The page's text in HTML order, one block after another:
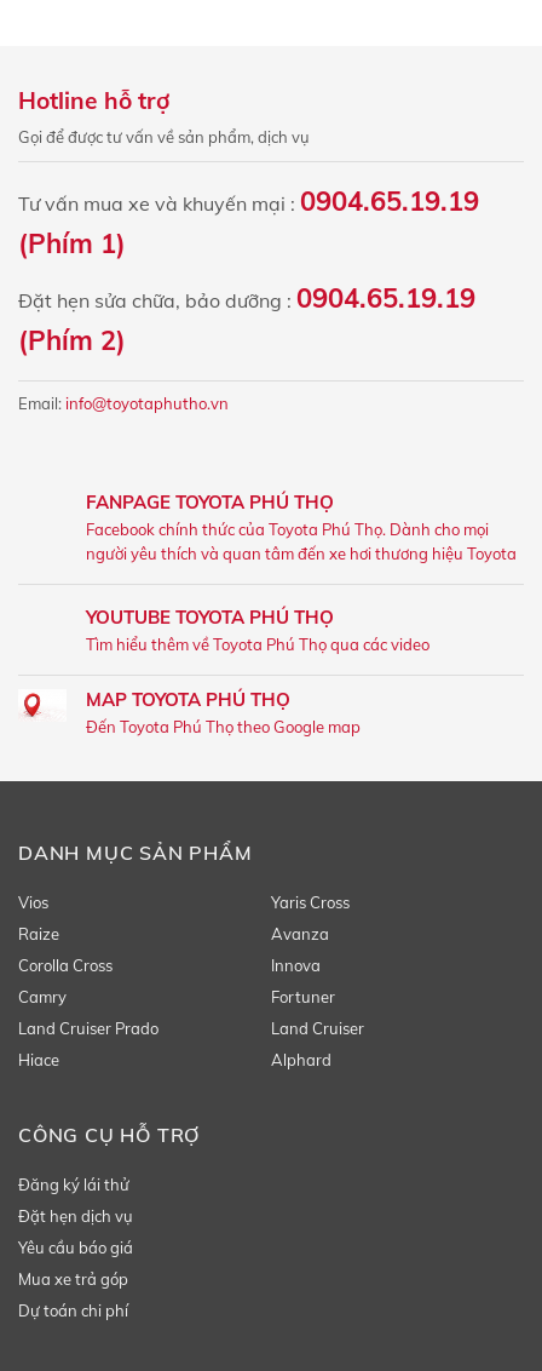
Hotline hỗ trợ
Gọi để được tư vấn về sản phẩm, dịch vụ
Tư vấn mua xe và khuyến mại : 0904.65.19.19
(Phím 1)
Đặt hẹn sửa chữa, bảo dưỡng : 0904.65.19.19
(Phím 2)
Email: info@toyotaphutho.vn
FANPAGE TOYOTA PHÚ THỌ
Facebook chính thức của Toyota Phú Thọ. Dành cho mọi
người yêu thích và quan tâm đến xe hơi thương hiệu Toyota
YOUTUBE TOYOTA PHÚ THỌ
Tìm hiểu thêm về Toyota Phú Thọ qua các video
MAP TOYOTA PHÚ THỌ
Đến Toyota Phú Thọ theo Google map
DANH MỤC SẢN PHẨM
Vios
Yaris Cross
Raize
Avanza
Corolla Cross
Innova
Camry
Fortuner
Land Cruiser Prado
Land Cruiser
Hiace
Alphard
CÔNG CỤ HỖ TRỢ
Đăng ký lái thử
Đặt hẹn dịch vụ
Yêu cầu báo giá
Mua xe trả góp
Dự toán chi phí